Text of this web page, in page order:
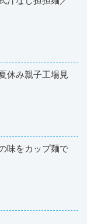
休み親子工場見
味をカップ麺で